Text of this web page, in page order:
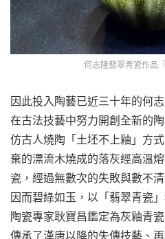
何志隆翡翠青瓷作品
因此投入陶藝已近三十年的何
在古法技藝中努力開創全新的
仿古人燒陶「土坯不上釉」方
棄的漂流木燒成的落灰經高溫
瓷，經過無數次的失敗與數不
因而碧綠如玉，以「翡翠青瓷
陶瓷專家耿寶昌鑑定為灰釉青
傳承了漢唐以降的失傳技藝、